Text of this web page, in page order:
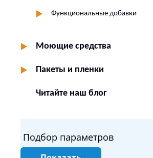
Функциональные добавки
Моющие средства
Пакеты и пленки
Читайте наш блог
Подбор параметров